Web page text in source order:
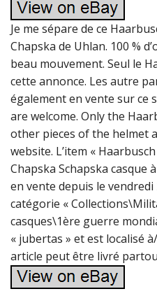
Je me sépare de ce
Chapska de Uhlan. 100 %
beau mouvement. Seul le
cette annonce. Les autre
également en vente sur ce
are welcome. Only the
other pieces of the helmet
website. L’item «
Chapska Schapska casque
en vente depuis le
catégorie «
casques\1ère guerre
« jubertas » et est localisé
article peut être livré